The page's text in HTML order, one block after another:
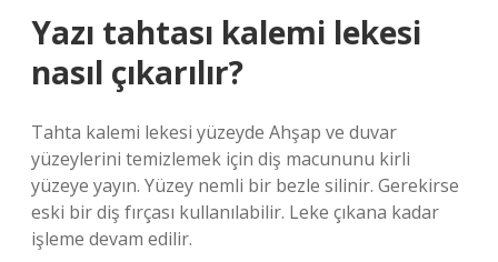
Yazı tahtası kalemi lekesi
nasıl çıkarılır?
Tahta kalemi lekesi yüzeyde Ahşap ve duvar
yüzeylerini temizlemek için diş macununu kirli
yüzeye yayın. Yüzey nemli bir bezle silinir. Gerekirse
eski bir diş fırçası kullanılabilir. Leke çıkana kadar
işleme devam edilir.